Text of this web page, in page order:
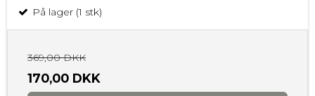
På lager (1 stk)
369,00 DKK
170,00 DKK